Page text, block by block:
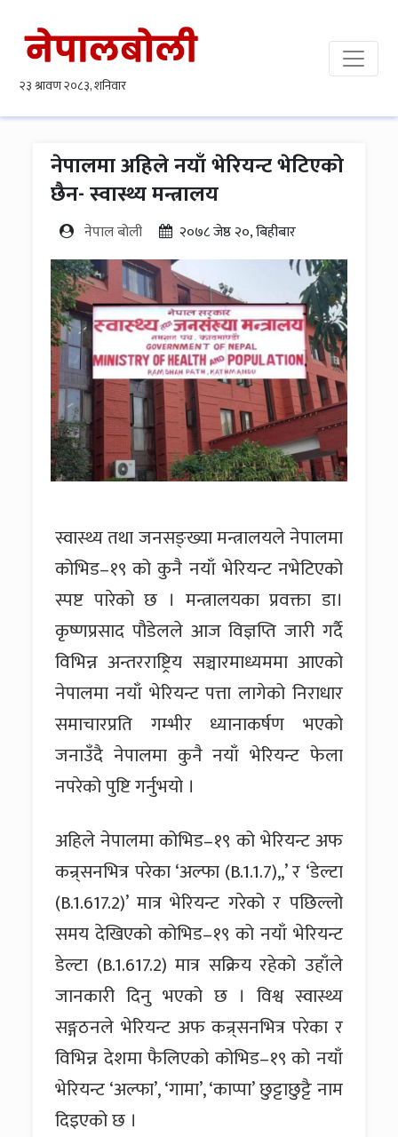
नेपालमा अहिले नयाँ भेरियन्ट भेटिएको
छैन- स्वास्थ्य मन्त्रालय
नेपाल बोली २०७८ जेष्ठ २०, बिहीबार
स्वास्थ्य तथा जनसङ्ख्या मन्त्रालयले नेपालमा
कोभिड–१९ को कुनै नयाँ भेरियन्ट नभेटिएको
स्पष्ट पारेको छ । मन्त्रालयका प्रवक्ता डा।
कृष्णप्रसाद पौडेलले आज विज्ञप्ति जारी गर्दै
विभिन्न अन्तरराष्ट्रिय सञ्चारमाध्यममा आएको
नेपालमा नयाँ भेरियन्ट पत्ता लागेको निराधार
समाचारप्रति गम्भीर ध्यानाकर्षण भएको
जनाउँदै नेपालमा कुनै नयाँ भेरियन्ट फेला
नपरेको पुष्टि गर्नुभयो ।
अहिले नेपालमा कोभिड–१९ को भेरियन्ट अफ
कन्र्सनभित्र परेका ‘अल्फा (B.1.1.7),,’ र ‘डेल्टा
(B.1.617.2)’ मात्र भेरियन्ट गरेको र पछिल्लो
समय देखिएको कोभिड–१९ को नयाँ भेरियन्ट
डेल्टा (B.1.617.2) मात्र सक्रिय रहेको उहाँले
जानकारी दिनु भएको छ । विश्व स्वास्थ्य
सङ्गठनले भेरियन्ट अफ कन्र्सनभित्र परेका र
विभिन्न देशमा फैलिएको कोभिड–१९ को नयाँ
भेरियन्ट ‘अल्फा’, ‘गामा’, ‘काप्पा’ छुट्टाछुट्टै नाम
दिइएको छ ।